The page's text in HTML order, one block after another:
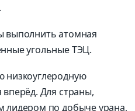
выполнить атомная
угольные ТЭЦ.
низкоуглеродную
Для страны,
лидером по добыче урана,